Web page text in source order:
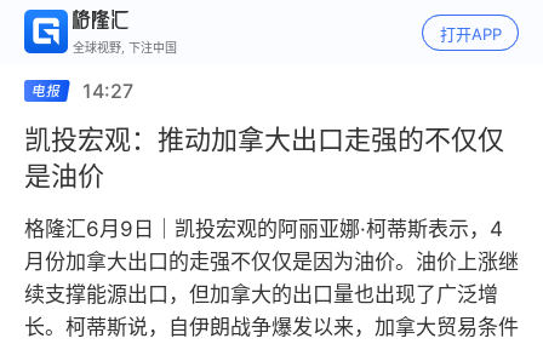
全球视野, 下注中国
打开APP
14:27
凯投宏观：推动加拿大出口走强的不仅仅
是油价
格隆汇6月9日｜凯投宏观的阿丽亚娜·柯蒂斯表示，4
月份加拿大出口的走强不仅仅是因为油价。油价上涨继
续支撑能源出口，但加拿大的出口量也出现了广泛增
长。柯蒂斯说，自伊朗战争爆发以来，加拿大贸易条件